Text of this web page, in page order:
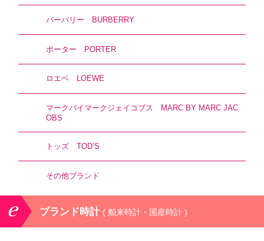
バーバリー BURBERRY
ポーター PORTER
ロエベ LOEWE
マークバイマークジェイコブス MARC BY MARC JAC
OBS
トッズ TOD’S
その他ブランド
ブランド時計 ( 舶来時計・国産時計 )